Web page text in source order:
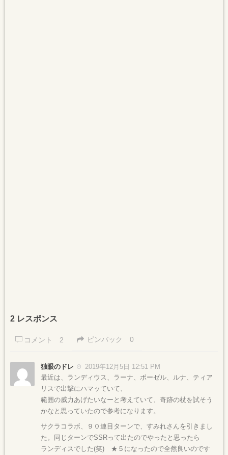
2 レスポンス
コメント 2 ピンバック 0
独眼のドレ
2019年12月5日 12:51 PM
最近は、ランディウス、ラーナ、ボーゼル、ルナ、ティア
リスで出撃にハマッていて、
範囲の威力あげたいなーと考えていて、奇跡の杖を試そう
かなと思っていたので参考になります。
サクラコラボ、９０連目ターンで、すみれさんを引きまし
た。同じターンでSSRって出たのでやったと思ったら
ランディスでした(笑) ★５になったので全然良いのです